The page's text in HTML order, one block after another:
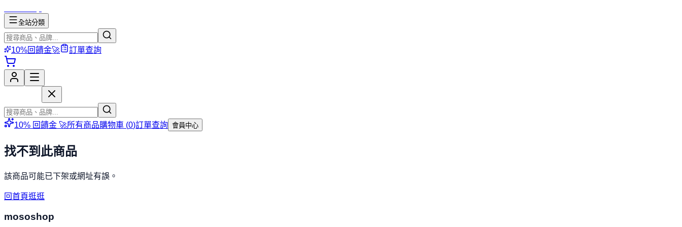
全站分類
10%回饋金🚀 訂單查詢
10% 回饋金 🚀所有商品購物車 (0)訂單查詢 會員中心
找不到此商品
該商品可能已下架或網址有誤。
回首頁逛逛
mososhop